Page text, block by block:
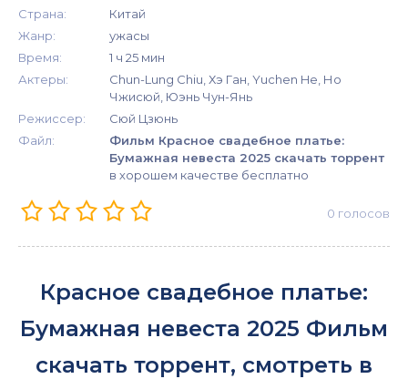
Страна:
Китай
Жанр:
ужасы
Время:
1 ч 25 мин
Актеры:
Chun-Lung Chiu, Хэ Ган, Yuchen He, Но
Чжисюй, Юэнь Чун-Янь
Режиссер:
Сюй Цзюнь
Файл:
Фильм Красное свадебное платье:
Бумажная невеста 2025 скачать торрент
в хорошем качестве бесплатно
0 голосов
Красное свадебное платье:
Бумажная невеста 2025 Фильм
скачать торрент, смотреть в